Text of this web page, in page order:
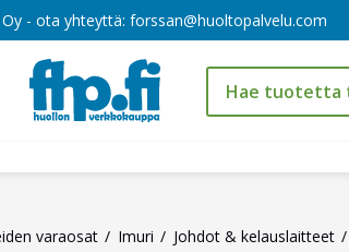
- ota yhteyttä: forssan@huoltopalvelu.com
varaosat Imuri Johdot & kelauslaitteet